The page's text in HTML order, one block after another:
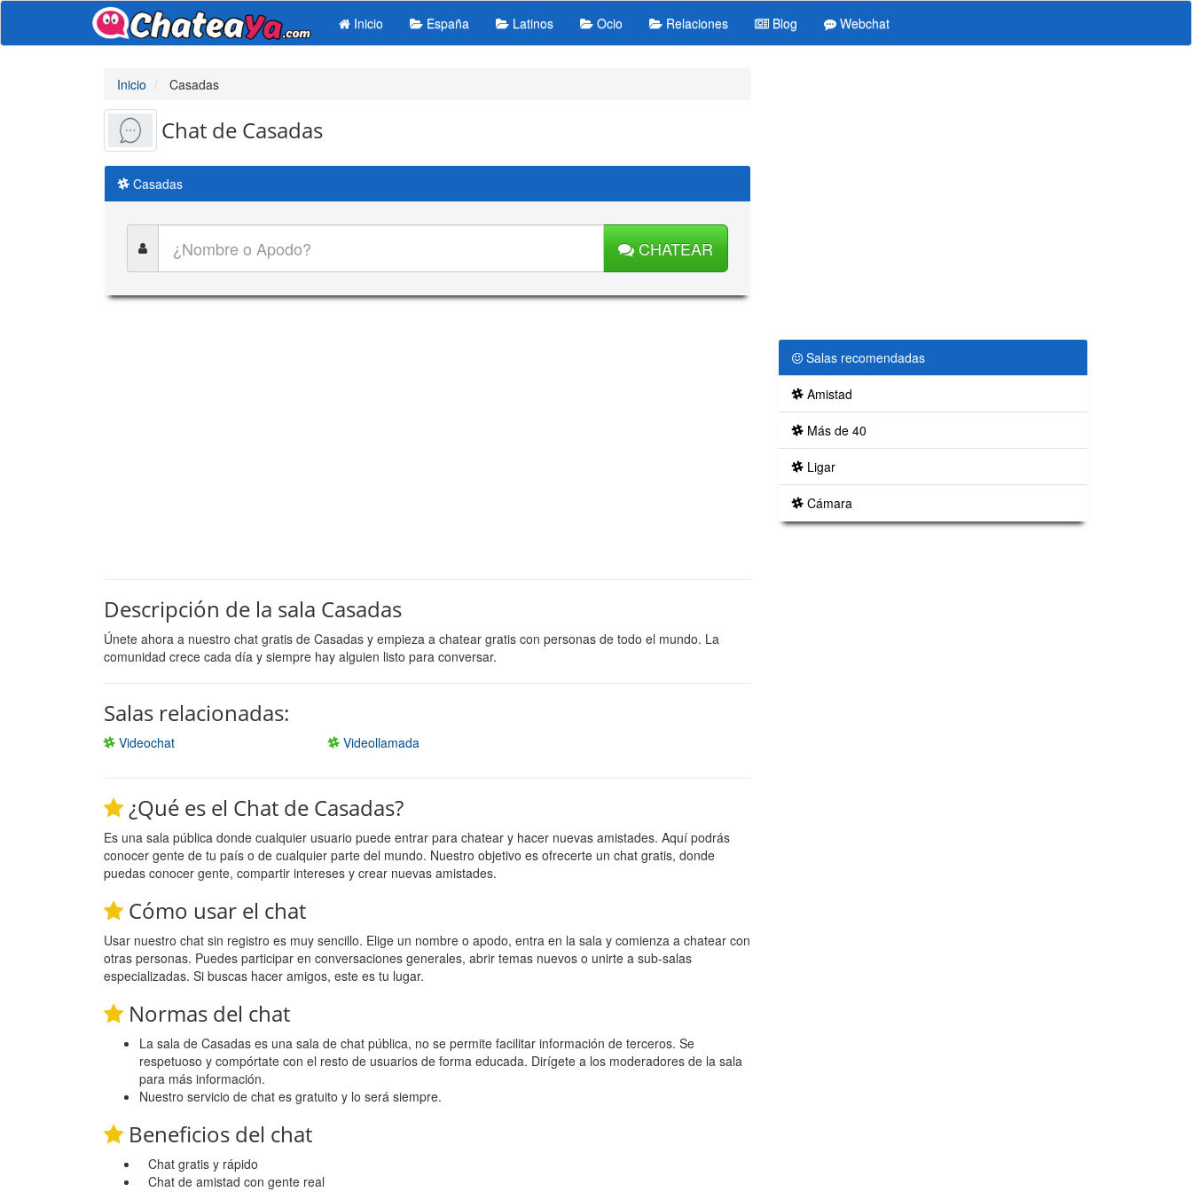
Inicio España Latinos Ocio Relaciones Blog Webchat
Inicio Casadas
Chat de Casadas
Casadas
CHATEAR
Descripción de la sala Casadas
Únete ahora a nuestro chat gratis de Casadas y empieza a chatear gratis con personas de todo el mundo. La
comunidad crece cada día y siempre hay alguien listo para conversar.
Salas relacionadas:
Videochat Videollamada
¿Qué es el Chat de Casadas?
Es una sala pública donde cualquier usuario puede entrar para chatear y hacer nuevas amistades. Aquí podrás
conocer gente de tu país o de cualquier parte del mundo. Nuestro objetivo es ofrecerte un chat gratis, donde
puedas conocer gente, compartir intereses y crear nuevas amistades.
Cómo usar el chat
Usar nuestro chat sin registro es muy sencillo. Elige un nombre o apodo, entra en la sala y comienza a chatear con
otras personas. Puedes participar en conversaciones generales, abrir temas nuevos o unirte a sub-salas
especializadas. Si buscas hacer amigos, este es tu lugar.
Normas del chat
La sala de Casadas es una sala de chat pública, no se permite facilitar información de terceros. Se
respetuoso y compórtate con el resto de usuarios de forma educada. Dirígete a los moderadores de la sala
para más información.
Nuestro servicio de chat es gratuito y lo será siempre.
Beneficios del chat
Chat gratis y rápido
Chat de amistad con gente real
Salas recomendadas
Amistad
Más de 40
Ligar
Cámara